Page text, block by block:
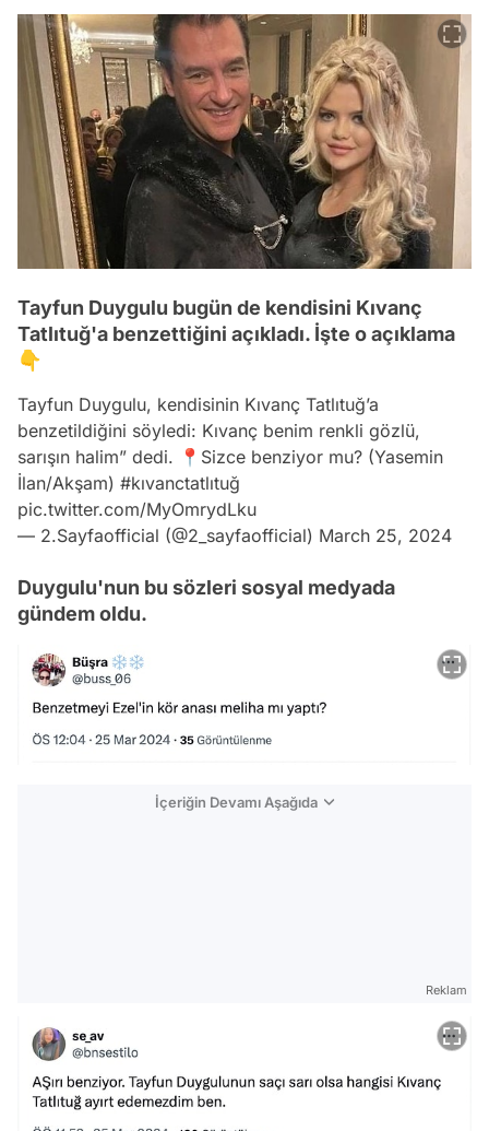
Tayfun Duygulu bugün de kendisini Kıvanç
Tatlıtuğ'a benzettiğini açıkladı. İşte o açıklama
👇
Tayfun Duygulu, kendisinin Kıvanç Tatlıtuğ’a
benzetildiğini söyledi: Kıvanç benim renkli gözlü,
sarışın halim” dedi. 📍Sizce benziyor mu? (Yasemin
İlan/Akşam) #kıvanctatlıtuğ
pic.twitter.com/MyOmrydLku
— 2.Sayfaofficial (@2_sayfaofficial) March 25, 2024
Duygulu'nun bu sözleri sosyal medyada
gündem oldu.
İçeriğin Devamı Aşağıda
Reklam